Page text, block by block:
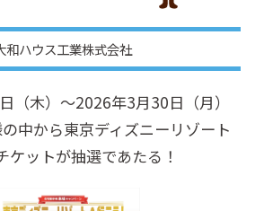
和ハウス工業株式会社
（木）～2026年3月30日（月）
中から東京ディズニーリゾート
ケットが抽選であたる！